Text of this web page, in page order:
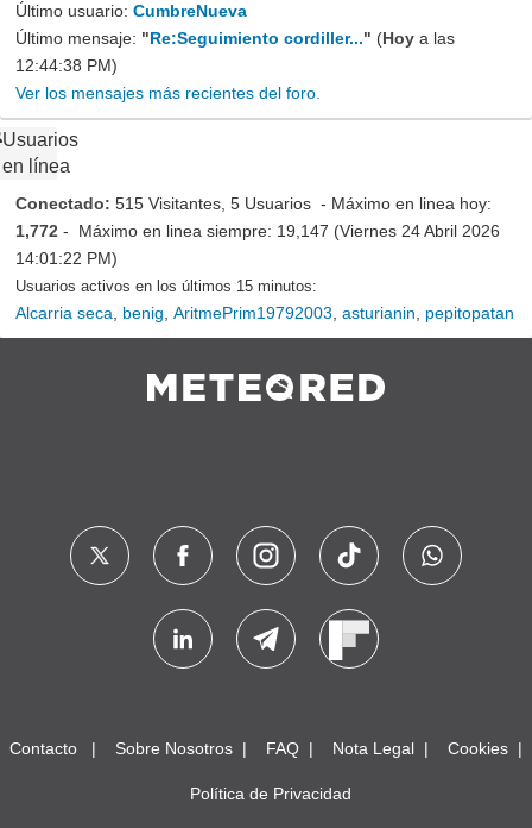
Último usuario: CumbreNueva
Último mensaje: "Re:Seguimiento cordiller..." (Hoy a las
12:44:38 PM)
Ver los mensajes más recientes del foro.
Usuarios
en línea
Conectado: 515 Visitantes, 5 Usuarios - Máximo en linea hoy:
1,772 - Máximo en linea siempre: 19,147 (Viernes 24 Abril 2026
14:01:22 PM)
Usuarios activos en los últimos 15 minutos:
Alcarria seca benig AritmePrim19792003 asturianin pepitopatan
Contacto Sobre Nosotros FAQ Nota Legal Cookies
Política de Privacidad